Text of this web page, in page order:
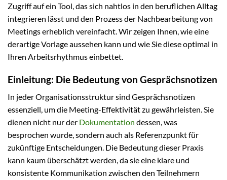
Zugriff auf ein Tool, das sich nahtlos in den beruflichen Alltag
integrieren lässt und den Prozess der Nachbearbeitung von
Meetings erheblich vereinfacht. Wir zeigen Ihnen, wie eine
derartige Vorlage aussehen kann und wie Sie diese optimal in
Ihren Arbeitsrhythmus einbettet.
Einleitung: Die Bedeutung von Gesprächsnotizen
In jeder Organisationsstruktur sind Gesprächsnotizen
essenziell, um die Meeting-Effektivität zu gewährleisten. Sie
dienen nicht nur der Dokumentation dessen, was
besprochen wurde, sondern auch als Referenzpunkt für
zukünftige Entscheidungen. Die Bedeutung dieser Praxis
kann kaum überschätzt werden, da sie eine klare und
konsistente Kommunikation zwischen den Teilnehmern